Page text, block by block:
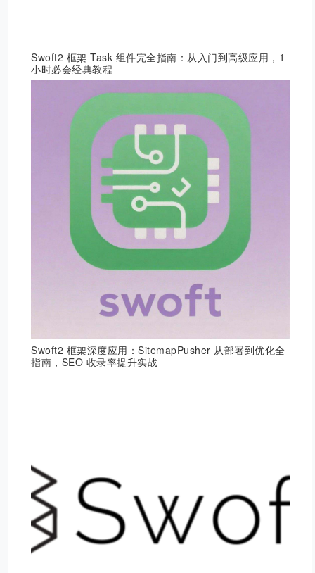
Swoft2 框架 Task 组件完全指南：从入门到高级应用，1
小时必会经典教程
Swoft2 框架深度应用：SitemapPusher 从部署到优化全
指南，SEO 收录率提升实战